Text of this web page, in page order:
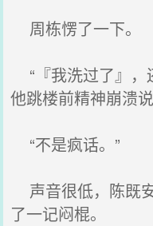
周栋愣了一下。
“『我洗过了』，
他跳楼前精神崩溃
“不是疯话。”
声音很低，陈既
了一记闷棍。